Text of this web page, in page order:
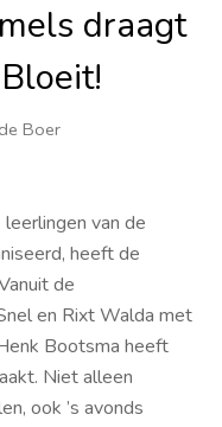
draagt
Boer
van de
heeft de
de
en Rixt Walda met
Bootsma heeft
Niet alleen
ook ’s avonds